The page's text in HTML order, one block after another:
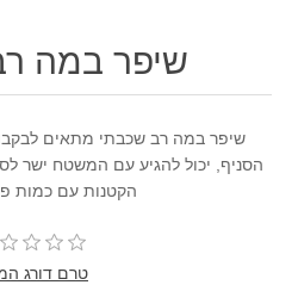
שיפר במה
שיפר במה רב שכבתי מתאים
הסניף, יכול להגיע עם המשטח ישר
הקטנות עם כמות
טרם דורג